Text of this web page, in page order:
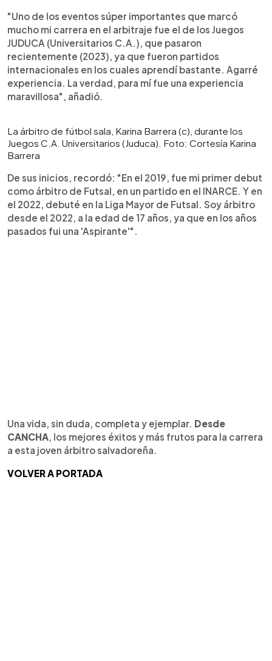
"Uno de los eventos súper importantes que marcó
mucho mi carrera en el arbitraje fue el de los Juegos
JUDUCA (Universitarios C.A.), que pasaron
recientemente (2023), ya que fueron partidos
internacionales en los cuales aprendí bastante. Agarré
experiencia. La verdad, para mí fue una experiencia
maravillosa", añadió.
La árbitro de fútbol sala, Karina Barrera (c), durante los
Juegos C.A. Universitarios (Juduca). Foto: Cortesía Karina
Barrera
De sus inicios, recordó: "En el 2019, fue mi primer debut
como árbitro de Futsal, en un partido en el INARCE. Y en
el 2022, debuté en la Liga Mayor de Futsal. Soy árbitro
desde el 2022, a la edad de 17 años, ya que en los años
pasados fui una 'Aspirante'".
Una vida, sin duda, completa y ejemplar. Desde
CANCHA, los mejores éxitos y más frutos para la carrera
a esta joven árbitro salvadoreña.
VOLVER A PORTADA